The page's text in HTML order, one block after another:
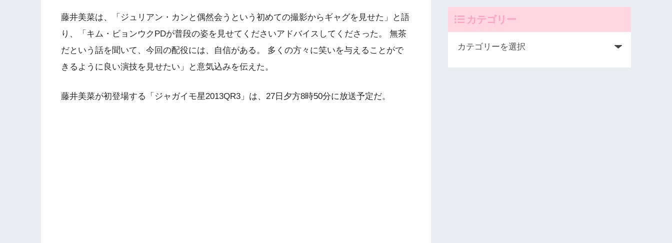
藤井美菜は、「ジュリアン・カンと偶然会うという初めての撮影からギャグを見せた」と語
り、「キム・ビョンウクPDが普段の姿を見せてくださいアドバイスしてくださった。 無茶
だという話を聞いて、今回の配役には、自信がある。 多くの方々に笑いを与えることがで
きるように良い演技を見せたい」と意気込みを伝えた。
藤井美菜が初登場する「ジャガイモ星2013QR3」は、27日夕方8時50分に放送予定だ。
カテゴリー